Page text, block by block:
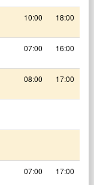
10:00 18:00
07:00 16:00
08:00 17:00
07:00 17:00